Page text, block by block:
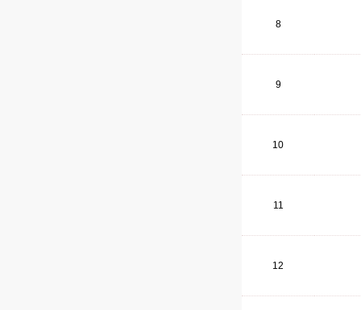
8
9
10
11
12